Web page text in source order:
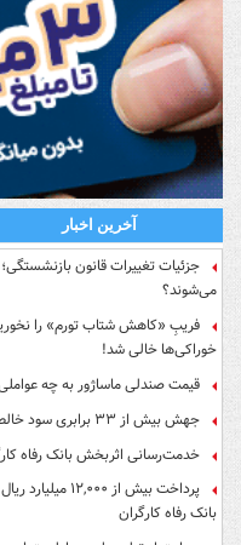
آخرین اخبار
جزئیات تغییرات قانون
می‌شوند؟
خوراکی‌ها خالی شد!
قیمت صندلی ماساژور به چه
جهش بیش از ۳۳ برابری سود خالص بانک رفاه کارگران در بهار ۱۴۰۵
خدمت‌رسانی اثربخش بانک رفاه
پرداخت بیش از
بانک رفاه کارگران